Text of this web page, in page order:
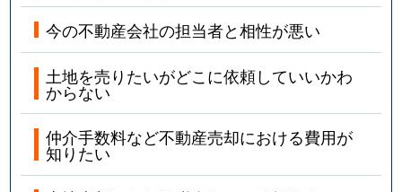
今の不動産会社の担当者と相性が悪い
土地を売りたいがどこに依頼していいかわ
からない
仲介手数料など不動産売却における費用が
知りたい